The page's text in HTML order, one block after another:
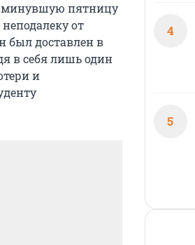
минувшую пятницу
от
был доставлен в
в себя лишь один
и
4
5